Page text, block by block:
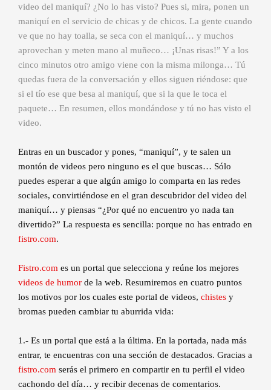
video del maniquí? ¿No lo has visto? Pues si, mira, ponen un
maniquí en el servicio de chicas y de chicos. La gente cuando
ve que no hay toalla, se seca con el maniquí… y muchos
aprovechan y meten mano al muñeco… ¡Unas risas!” Y a los
cinco minutos otro amigo viene con la misma milonga… Tú
quedas fuera de la conversación y ellos siguen riéndose: que
si el tío ese que besa al maniquí, que si la que le toca el
paquete… En resumen, ellos mondándose y tú no has visto el
video.
Entras en un buscador y pones, “maniquí”, y te salen un
montón de videos pero ninguno es el que buscas… Sólo
puedes esperar a que algún amigo lo comparta en las redes
sociales, convirtiéndose en el gran descubridor del video del
maniquí… y piensas “¿Por qué no encuentro yo nada tan
divertido?” La respuesta es sencilla: porque no has entrado en
fistro.com.
Fistro.com es un portal que selecciona y reúne los mejores
videos de humor de la web. Resumiremos en cuatro puntos
los motivos por los cuales este portal de videos, chistes y
bromas pueden cambiar tu aburrida vida:
1.- Es un portal que está a la última. En la portada, nada más
entrar, te encuentras con una sección de destacados. Gracias a
fistro.com serás el primero en compartir en tu perfil el video
cachondo del día… y recibir decenas de comentarios.